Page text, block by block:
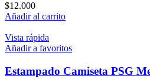
$12.000
Añadir al carrito
Vista rápida
Añadir a favoritos
Estampado Camiseta PSG